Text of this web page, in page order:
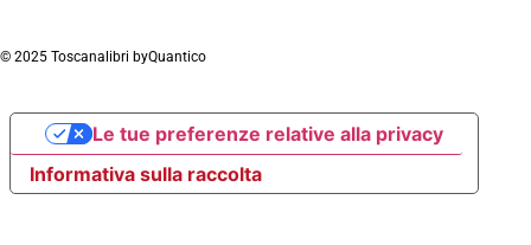
© 2025 Toscanalibri byQuantico
Informativa sulla raccolta
Le tue preferenze relative alla privacy